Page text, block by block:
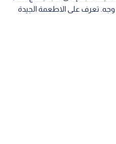
وجه. تعرف على الاطعمة الجيدة